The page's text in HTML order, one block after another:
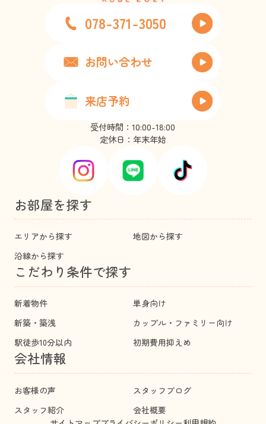
078-371-3050
お問い合わせ
来店予約
受付時間：10:00-18:00
定休日：年末年始
お部屋を探す
エリアから探す
地図から探す
沿線から探す
こだわり条件で探す
新着物件
単身向け
新築・築浅
カップル・ファミリー向け
駅徒歩10分以内
初期費用抑えめ
会社情報
お客様の声
スタッフブログ
スタッフ紹介
会社概要